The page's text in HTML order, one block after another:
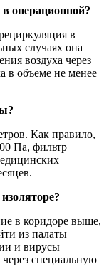
операционной?
в
случаях она
воздуха через
в объеме не менее
Как правило,
Па, фильтр
в коридоре выше,
из палаты
и вирусы
специальную